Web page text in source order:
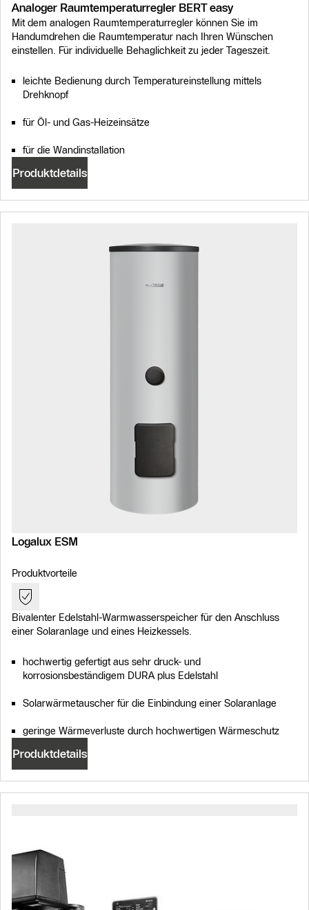
Analoger Raumtemperaturregler BERT easy
Mit dem analogen Raumtemperaturregler können Sie im
Handumdrehen die Raumtemperatur nach Ihren Wünschen
einstellen. Für individuelle Behaglichkeit zu jeder Tageszeit.
leichte Bedienung durch Temperatureinstellung mittels
Drehknopf
für Öl- und Gas-Heizeinsätze
für die Wandinstallation
Produktdetails
Logalux ESM
Produktvorteile
Bivalenter Edelstahl-Warmwasserspeicher für den Anschluss
einer Solaranlage und eines Heizkessels.
hochwertig gefertigt aus sehr druck- und
korrosionsbeständigem DURA plus Edelstahl
Solarwärmetauscher für die Einbindung einer Solaranlage
geringe Wärmeverluste durch hochwertigen Wärmeschutz
Produktdetails